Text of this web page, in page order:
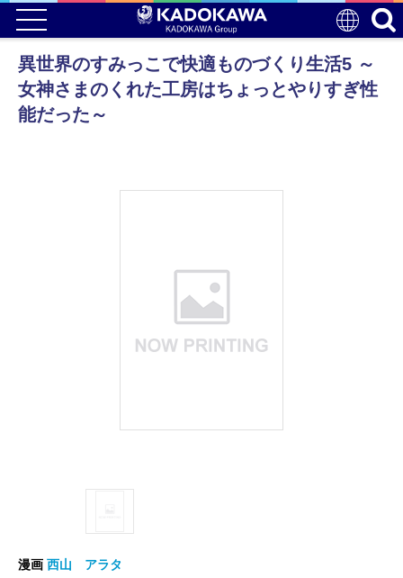
異世界のすみっこで快適ものづくり生活5 ～
女神さまのくれた工房はちょっとやりすぎ性
能だった～
漫画 西山 アラタ